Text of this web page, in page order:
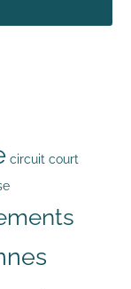
circuit court